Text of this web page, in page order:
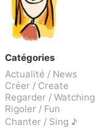
Catégories
Actualité / News
Créer / Create
Regarder / Watching
Rigoler / Fun
Chanter / Sing ♪